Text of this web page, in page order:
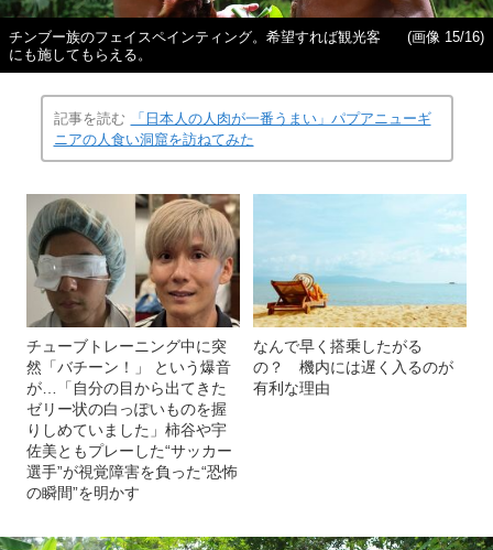
チンブー族のフェイスペインティング。希望すれば観光客
にも施してもらえる。
(画像 15/16)
記事を読む
「日本人の人肉が一番うまい」パプアニューギ
ニアの人食い洞窟を訪ねてみた
チューブトレーニング中に突
然「バチーン！」 という爆音
が…「自分の目から出てきた
ゼリー状の白っぽいものを握
りしめていました」柿谷や宇
佐美ともプレーした“サッカー
選手”が視覚障害を負った“恐怖
の瞬間”を明かす
なんで早く搭乗したがる
の？ 機内には遅く入るのが
有利な理由